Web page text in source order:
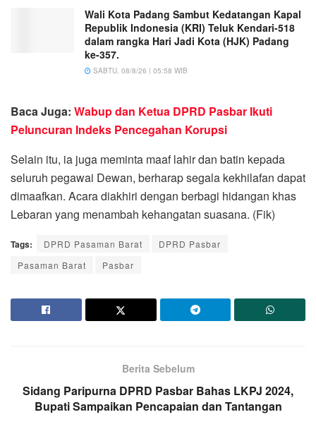
Wali Kota Padang Sambut Kedatangan Kapal
Republik Indonesia (KRI) Teluk Kendari-518
dalam rangka Hari Jadi Kota (HJK) Padang
ke-357.
SABTU, 08/8/26 | 05:58 WIB
Baca Juga: Wabup dan Ketua DPRD Pasbar Ikuti
Peluncuran Indeks Pencegahan Korupsi
Selain itu, ia juga meminta maaf lahir dan batin kepada
seluruh pegawai Dewan, berharap segala kekhilafan dapat
dimaafkan. Acara diakhiri dengan berbagi hidangan khas
Lebaran yang menambah kehangatan suasana. (Fik)
Tags: DPRD Pasaman Barat
DPRD Pasbar
Pasaman Barat
Pasbar
Berita Sebelum
Sidang Paripurna DPRD Pasbar Bahas LKPJ 2024,
Bupati Sampaikan Pencapaian dan Tantangan